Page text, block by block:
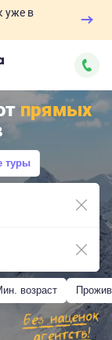
уже в
прямых
туры
возраст